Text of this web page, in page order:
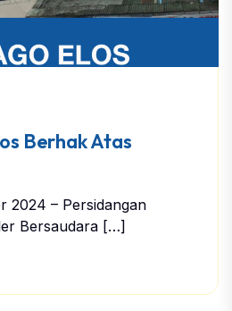
Berhak Atas
2024 – Persidangan
Bersaudara […]